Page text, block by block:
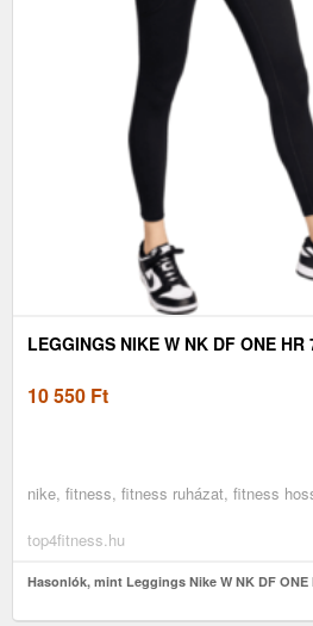
LEGGINGS NIKE W NK DF ONE HR
10 550 Ft
nike, fitness, fitness ruházat, fitness
top4fitness.hu
Hasonlók, mint Leggings Nike W NK DF ONE